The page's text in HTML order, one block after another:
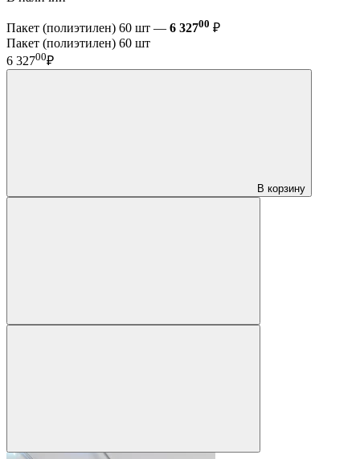
Пакет (полиэтилен) 60 шт — 6 32700 ₽
Пакет (полиэтилен) 60 шт
6 32700₽
В корзину